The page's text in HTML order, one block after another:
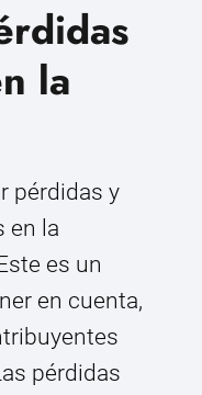
la
pérdidas y
en la
es un
en cuenta,
pérdidas